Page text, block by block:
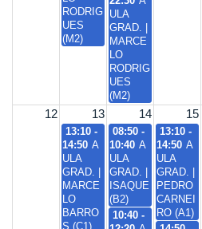
13:10 -
14:50 A
ULA
GRAD. |
MARCE
LO
BARRO
S (C1)
RODRIG
UES
(M2)
ULA
GRAD. |
MARCE
LO
RODRIG
UES
(M2)
08:50 -
10:40 A
ULA
GRAD. |
ISAQUE
(B2)
10:40 -
13:10 -
14:50 A
ULA
GRAD. |
PEDRO
CARNEI
RO (A1)
12 13 14 15